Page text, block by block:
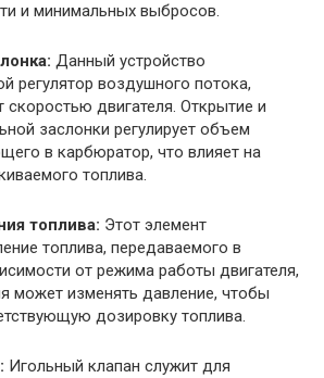
и минимальных выбросов.
Данный устройство
регулятор воздушного потока,
скоростью двигателя. Открытие и
заслонки регулирует объем
в карбюратор, что влияет на
топлива.
топлива: Этот элемент
топлива, передаваемого в
от режима работы двигателя,
может изменять давление, чтобы
дозировку топлива.
Игольный клапан служит для